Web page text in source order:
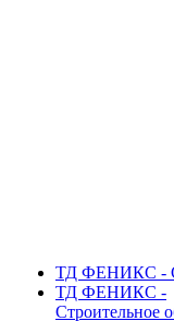
ТД ФЕНИКС -
ТД ФЕНИКС -
Строительное